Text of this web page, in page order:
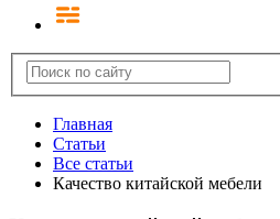
Главная
Статьи
Все статьи
Качество китайской мебели